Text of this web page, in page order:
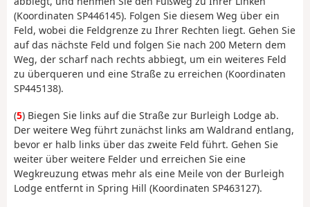
(Koordinaten SP446145). Folgen Sie diesem Weg über ein
Feld, wobei die Feldgrenze zu Ihrer Rechten liegt. Gehen Sie
auf das nächste Feld und folgen Sie nach 200 Metern dem
Weg, der scharf nach rechts abbiegt, um ein weiteres Feld
zu überqueren und eine Straße zu erreichen (Koordinaten
SP445138).
(5) Biegen Sie links auf die Straße zur Burleigh Lodge ab.
Der weitere Weg führt zunächst links am Waldrand entlang,
bevor er halb links über das zweite Feld führt. Gehen Sie
weiter über weitere Felder und erreichen Sie eine
Wegkreuzung etwas mehr als eine Meile von der Burleigh
Lodge entfernt in Spring Hill (Koordinaten SP463127).